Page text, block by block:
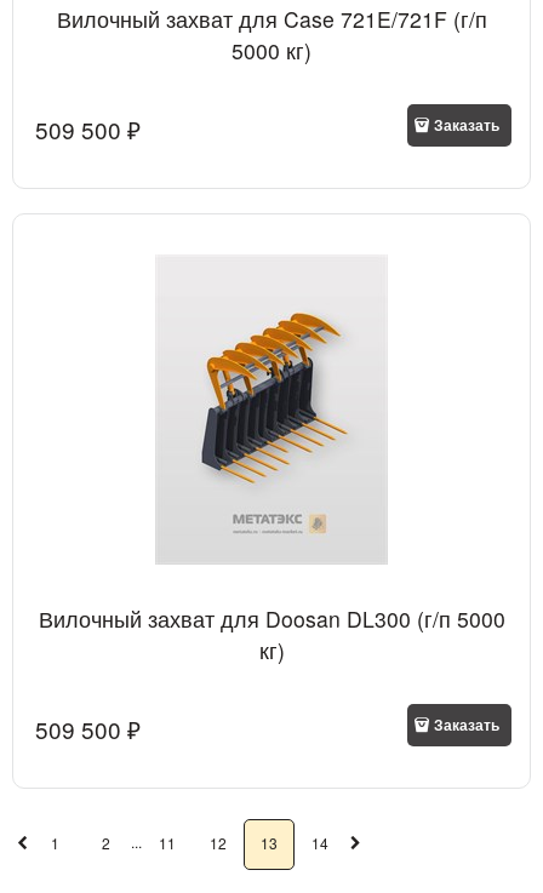
Вилочный захват для Case 721E/721F (г/п
5000 кг)
509 500 ₽ Заказать
Вилочный захват для Doosan DL300 (г/п 5000
кг)
509 500 ₽ Заказать
1 2 ... 11 12 13 14